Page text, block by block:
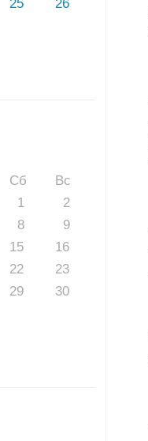
25
26
Сб
Вс
1
2
8
9
15
16
22
23
29
30